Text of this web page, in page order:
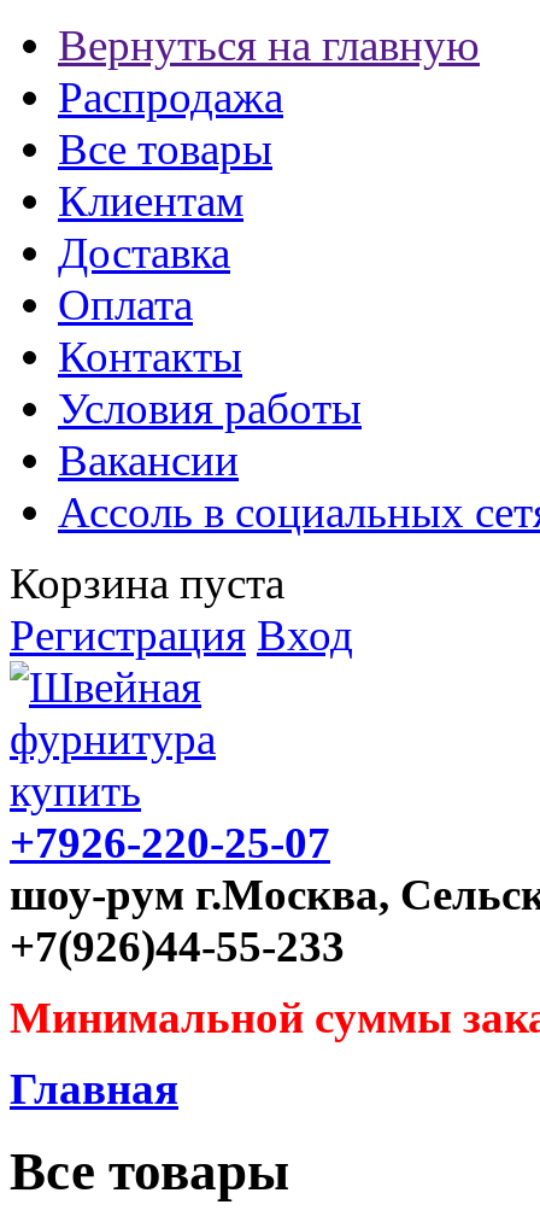
Вернуться на главную
Распродажа
Все товары
Клиентам
Доставка
Оплата
Контакты
Условия работы
Вакансии
Ассоль в социальных
Корзина пуста
Регистрация Вход
+7926-220-25-07
шоу-рум г.Москва,
+7(926)44-55-233
Минимальной суммы
Главная
Все товары